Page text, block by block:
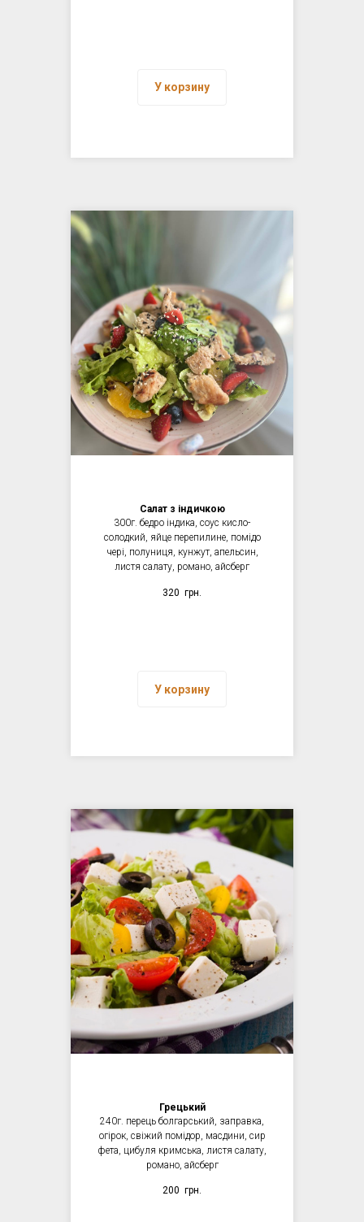
У корзину
Салат з індичкою
300г. бедро індика, соус кисло-
солодкий, яйце перепилине, помідо
чері, полуниця, кунжут, апельсин,
листя салату, романо, айсберг
320 грн.
У корзину
Грецький
240г. перець болгарський, заправка,
огірок, свіжий помідор, масдини, сир
фета, цибуля кримська, листя салату,
романо, айсберг
200 грн.